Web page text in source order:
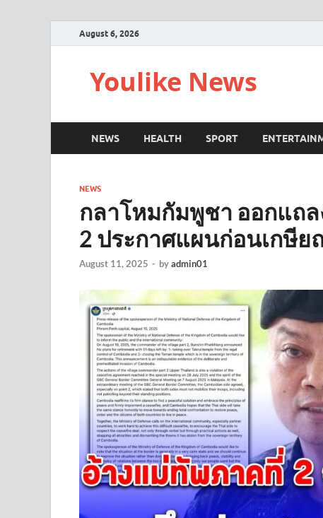
August 6, 2026
Youlike News
NEWS HEALTH SPORT
NEWS
กลาโหมกัมพูชา ออกแถ
2 ประกาศแผนก่อนเกษีย
August 11, 2025 - byadmin01